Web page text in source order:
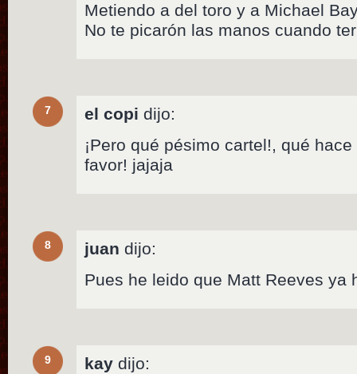
Metiendo a del toro y a Michael
No te picarón las manos cuando
7 el copi dijo:
¡Pero qué pésimo cartel!, qué
favor! jajaja
8 juan dijo:
Pues he leido que Matt Reeves ya
9 kay dijo: